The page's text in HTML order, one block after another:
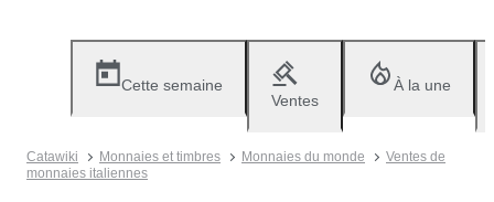
Cette semaine
Ventes
À la une
Catawiki Monnaies et timbres Monnaies du monde
Ventes de
monnaies italiennes